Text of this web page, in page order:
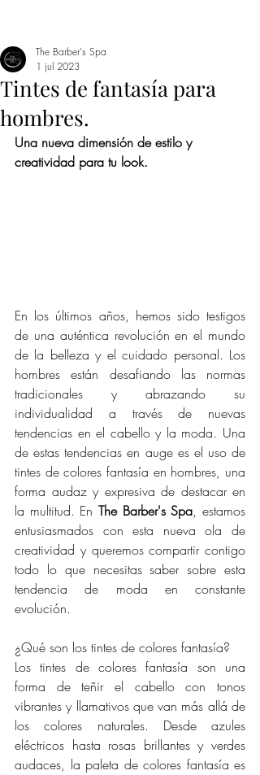
Tintes de fantasía para
hombres.
The Barber's Spa
1 jul 2023
Una nueva dimensión de estilo y
creatividad para tu look.
En los últimos años, hemos sido testigos
de una auténtica revolución en el mundo
de la belleza y el cuidado personal. Los
hombres están desafiando las normas
tradicionales y abrazando su
individualidad a través de nuevas
tendencias en el cabello y la moda. Una
de estas tendencias en auge es el uso de
tintes de colores fantasía en hombres, una
forma audaz y expresiva de destacar en
la multitud. En The Barber's Spa, estamos
entusiasmados con esta nueva ola de
creatividad y queremos compartir contigo
todo lo que necesitas saber sobre esta
tendencia de moda en constante
evolución.
¿Qué son los tintes de colores fantasía?
Los tintes de colores fantasía son una
forma de teñir el cabello con tonos
vibrantes y llamativos que van más allá de
los colores naturales. Desde azules
eléctricos hasta rosas brillantes y verdes
audaces, la paleta de colores fantasía es